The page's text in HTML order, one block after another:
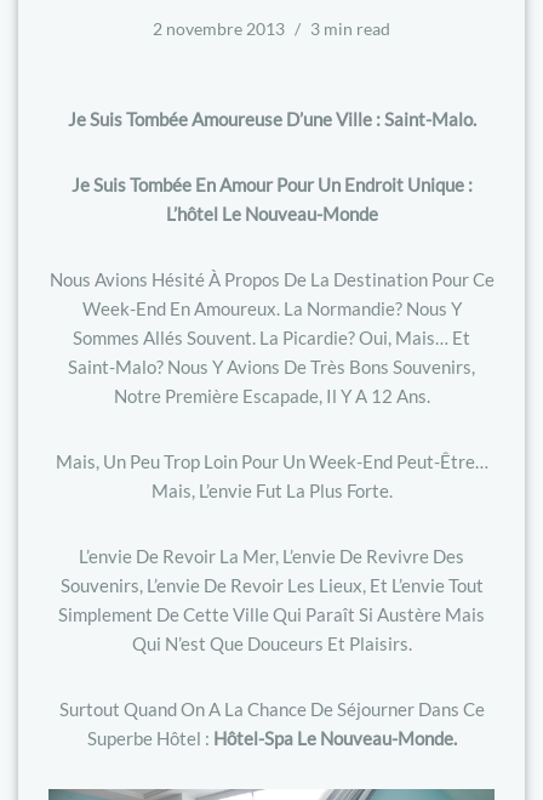
2 novembre 2013 3 min read
Je Suis Tombée Amoureuse D’une Ville : Saint-Malo.
Je Suis Tombée En Amour Pour Un Endroit Unique :
L’hôtel Le Nouveau-Monde
Nous Avions Hésité À Propos De La Destination Pour Ce
Week-End En Amoureux. La Normandie? Nous Y
Sommes Allés Souvent. La Picardie? Oui, Mais… Et
Saint-Malo? Nous Y Avions De Très Bons Souvenirs,
Notre Première Escapade, Il Y A 12 Ans.
Mais, Un Peu Trop Loin Pour Un Week-End Peut-Être…
Mais, L’envie Fut La Plus Forte.
L’envie De Revoir La Mer, L’envie De Revivre Des
Souvenirs, L’envie De Revoir Les Lieux, Et L’envie Tout
Simplement De Cette Ville Qui Paraît Si Austère Mais
Qui N’est Que Douceurs Et Plaisirs.
Surtout Quand On A La Chance De Séjourner Dans Ce
Superbe Hôtel : Hôtel-Spa Le Nouveau-Monde.